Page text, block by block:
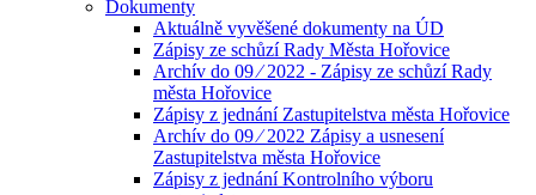
Dokumenty
Aktuálně vyvěšené dokumenty na ÚD
Zápisy ze schůzí Rady Města Hořovice
Archív do 09 ⁄ 2022 - Zápisy ze schůzí Rady
města Hořovice
Zápisy z jednání Zastupitelstva města Hořovice
Archív do 09 ⁄ 2022 Zápisy a usnesení
Zastupitelstva města Hořovice
Zápisy z jednání Kontrolního výboru